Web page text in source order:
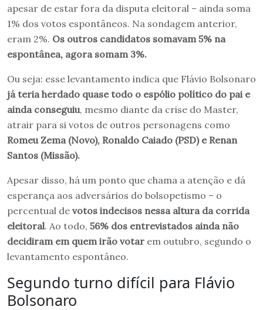
apesar de estar fora da disputa eleitoral – ainda soma
1% dos votos espontâneos. Na sondagem anterior,
eram 2%. Os outros candidatos somavam 5% na
espontânea, agora somam 3%.
Ou seja: esse levantamento indica que Flávio Bolsonaro
já teria herdado quase todo o espólio político do pai e
ainda conseguiu, mesmo diante da crise do Master,
atrair para si votos de outros personagens como
Romeu Zema (Novo), Ronaldo Caiado (PSD) e Renan
Santos (Missão).
Apesar disso, há um ponto que chama a atenção e dá
esperança aos adversários do bolsopetismo – o
percentual de votos indecisos nessa altura da corrida
eleitoral. Ao todo, 56% dos entrevistados ainda não
decidiram em quem irão votar em outubro, segundo o
levantamento espontâneo.
Segundo turno difícil para Flávio
Bolsonaro